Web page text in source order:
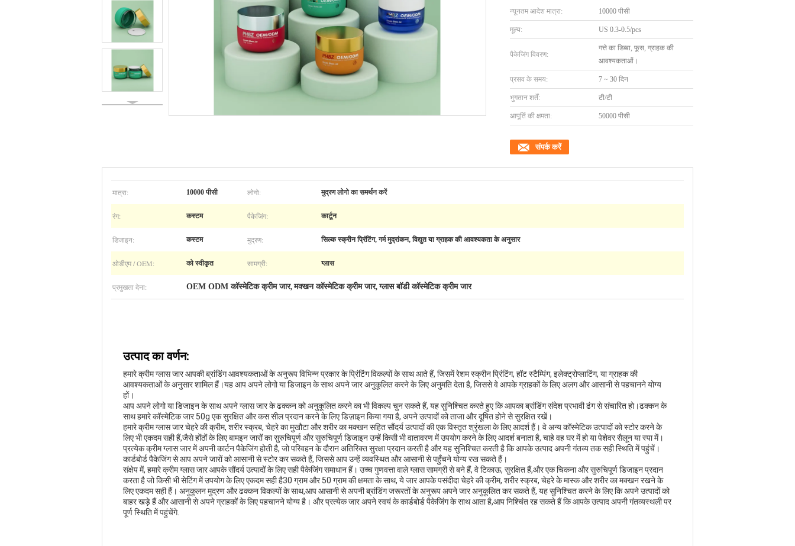
न्यूनतम आदेश मात्रा: 10000 पीसी
मूल्य: US 0.3-0.5/pcs
पैकेजिंग विवरण:
गत्ते का डिब्बा, फूस, ग्राहक की
आवश्यकताओं।
प्रसव के समय: 7 ~ 30 दिन
भुगतान शर्तें: टी/टी
आपूर्ति की क्षमता: 50000 पीसी
संपर्क करें
मात्रा: 10000 पीसी लोगो: मुद्रण लोगो का समर्थन करें
रंग: कस्टम पैकेजिंग: कार्टून
डिजाइन: कस्टम मुद्रण: सिल्क स्क्रीन प्रिंटिंग, गर्म मुद्रांकन, विद्युत या ग्राहक की आवश्यकता के अनुसार
ओडीएम / OEM: को स्वीकृत सामग्री: ग्लास
प्रमुखता देना: OEM ODM कॉस्मेटिक क्रीम जार,मक्खन कॉस्मेटिक क्रीम जार,ग्लास बॉडी कॉस्मेटिक क्रीम जार
उत्पाद का वर्णन:
हमारे क्रीम ग्लास जार आपकी ब्रांडिंग आवश्यकताओं के अनुरूप विभिन्न प्रकार के प्रिंटिंग विकल्पों के साथ आते हैं, जिसमें रेशम स्क्रीन प्रिंटिंग, हॉट स्टैम्पिंग, इलेक्ट्रोप्लाटिंग, या ग्राहक की
आवश्यकताओं के अनुसार शामिल हैं।यह आप अपने लोगो या डिजाइन के साथ अपने जार अनुकूलित करने के लिए अनुमति देता है, जिससे वे आपके ग्राहकों के लिए अलग और आसानी से पहचानने योग्य
हों।
आप अपने लोगो या डिजाइन के साथ अपने ग्लास जार के ढक्कन को अनुकूलित करने का भी विकल्प चुन सकते हैं, यह सुनिश्चित करते हुए कि आपका ब्रांडिंग संदेश प्रभावी ढंग से संचारित हो।ढक्कन के
साथ हमारे कॉस्मेटिक जार 50g एक सुरक्षित और कस सील प्रदान करने के लिए डिज़ाइन किया गया है, अपने उत्पादों को ताजा और दूषित होने से सुरक्षित रखें।
हमारे क्रीम ग्लास जार चेहरे की क्रीम, शरीर स्क्रब, चेहरे का मुखौटा और शरीर का मक्खन सहित सौंदर्य उत्पादों की एक विस्तृत श्रृंखला के लिए आदर्श हैं। वे अन्य कॉस्मेटिक उत्पादों को स्टोर करने के
लिए भी एकदम सही हैं,जैसे होंठों के लिए बामइन जारों का सुरुचिपूर्ण और सुरुचिपूर्ण डिजाइन उन्हें किसी भी वातावरण में उपयोग करने के लिए आदर्श बनाता है, चाहे वह घर में हो या पेशेवर सैलून या स्पा में।
प्रत्येक क्रीम ग्लास जार में अपनी कार्टन पैकेजिंग होती है, जो परिवहन के दौरान अतिरिक्त सुरक्षा प्रदान करती है और यह सुनिश्चित करती है कि आपके उत्पाद अपनी गंतव्य तक सही स्थिति में पहुंचें।
कार्डबोर्ड पैकेजिंग से आप अपने जारों को आसानी से स्टोर कर सकते हैं, जिससे आप उन्हें व्यवस्थित और आसानी से पहुँचने योग्य रख सकते हैं।
संक्षेप में, हमारे क्रीम ग्लास जार आपके सौंदर्य उत्पादों के लिए सही पैकेजिंग समाधान हैं। उच्च गुणवत्ता वाले ग्लास सामग्री से बने हैं, वे टिकाऊ, सुरक्षित हैं,और एक चिकना और सुरुचिपूर्ण डिजाइन प्रदान
करता है जो किसी भी सेटिंग में उपयोग के लिए एकदम सही है30 ग्राम और 50 ग्राम की क्षमता के साथ, ये जार आपके पसंदीदा चेहरे की क्रीम, शरीर स्क्रब, चेहरे के मास्क और शरीर का मक्खन रखने के
लिए एकदम सही हैं। अनुकूलन मुद्रण और ढक्कन विकल्पों के साथ,आप आसानी से अपनी ब्रांडिंग जरूरतों के अनुरूप अपने जार अनुकूलित कर सकते हैं, यह सुनिश्चित करने के लिए कि अपने उत्पादों को
बाहर खड़े हैं और आसानी से अपने ग्राहकों के लिए पहचानने योग्य है। और प्रत्येक जार अपने स्वयं के कार्डबोर्ड पैकेजिंग के साथ आता है,आप निश्चिंत रह सकते हैं कि आपके उत्पाद अपनी गंतव्यस्थली पर
पूर्ण स्थिति में पहुंचेंगे.